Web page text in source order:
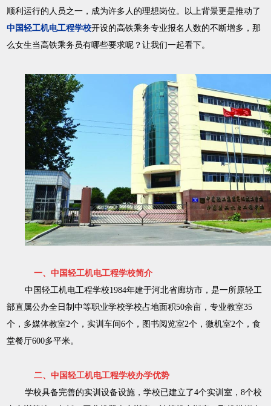
顺利运行的人员之一，成为许多人的理想岗位。以上背景更是推动了
中国轻工机电工程学校开设的高铁乘务专业报名人数的不断增多，那
么女生当高铁乘务员有哪些要求呢？让我们一起看下。
一、中国轻工机电工程学校简介
中国轻工机电工程学校1984年建于河北省廊坊市，是一所原轻工
部直属公办全日制中等职业学校学校占地面积50余亩，专业教室35
个，多媒体教室2个，实训车间6个，图书阅览室2个，微机室2个，食
堂餐厅600多平米。
二、中国轻工机电工程学校办学优势
学校具备完善的实训设备设施，学校已建立了4个实训室，8个校